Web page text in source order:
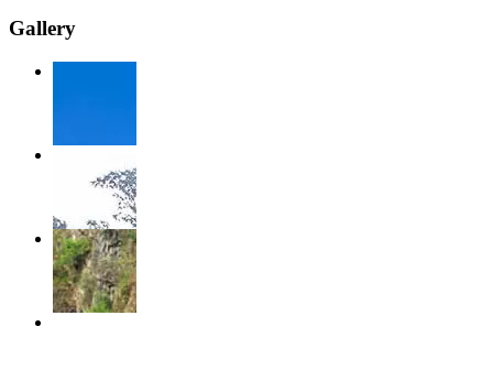
Gallery